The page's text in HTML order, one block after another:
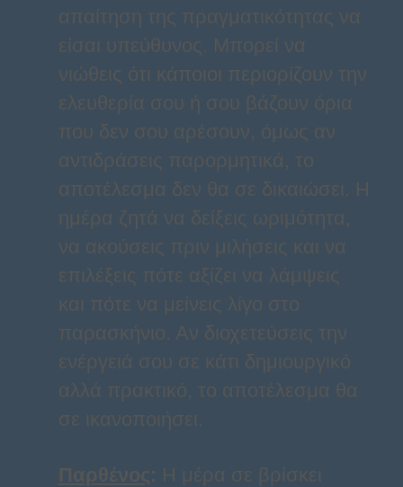
απαίτηση της πραγματικότητας να
είσαι υπεύθυνος. Μπορεί να
νιώθεις ότι κάποιοι περιορίζουν την
ελευθερία σου ή σου βάζουν όρια
που δεν σου αρέσουν, όμως αν
αντιδράσεις παρορμητικά, το
αποτέλεσμα δεν θα σε δικαιώσει. Η
ημέρα ζητά να δείξεις ωριμότητα,
να ακούσεις πριν μιλήσεις και να
επιλέξεις πότε αξίζει να λάμψεις
και πότε να μείνεις λίγο στο
παρασκήνιο. Αν διοχετεύσεις την
ενέργειά σου σε κάτι δημιουργικό
αλλά πρακτικό, το αποτέλεσμα θα
σε ικανοποιήσει.
Παρθένος: Η μέρα σε βρίσκει